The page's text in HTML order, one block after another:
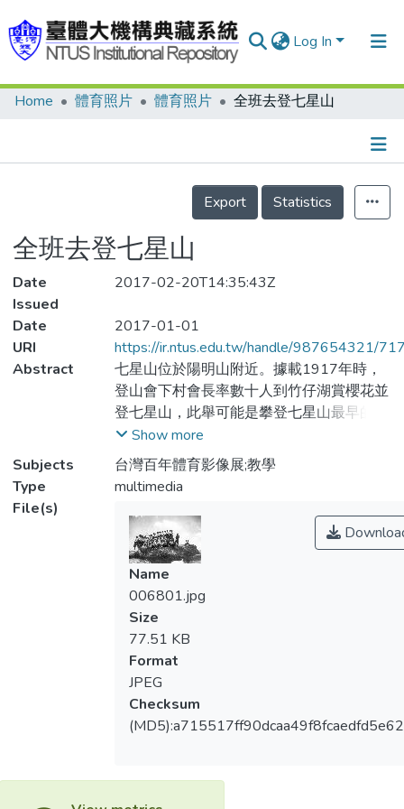
Log In
Communities & Collections
Organizations
Statistics
Home 體育照片 體育照片 全班去登七星山
Details
Export
Statistics
全班去登七星山
Date
Issued
2017-02-20T14:35:43Z
Date
2017-01-01
URI
https://ir.ntus.edu.tw/handle/987654321/
Abstract
七星山位於陽明山附近。據載1917年時，
登山會下村會長率數十人到竹仔湖賞櫻花並
登七星山，此舉可能是攀登七星山最早的說
法。後來台北其他高等女校學生，到近郊登
七星山、大屯山、觀音山等，動輒三五百
人。圖為台北第一高等女學校學生至七星山
（圖：楊蓮福 文：張素珠）
Show more
Subjects
台灣百年體育影像展;教學
Type
multimedia
File(s)
Name
006801.jpg
Size
77.51 KB
Format
JPEG
Checksum